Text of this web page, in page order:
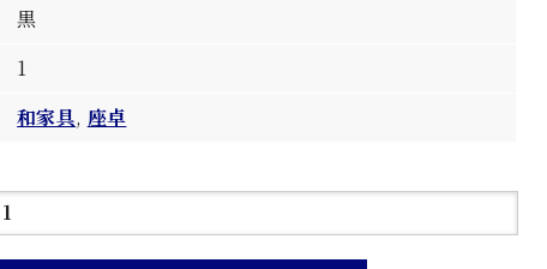
黒
1
和家具, 座卓
松